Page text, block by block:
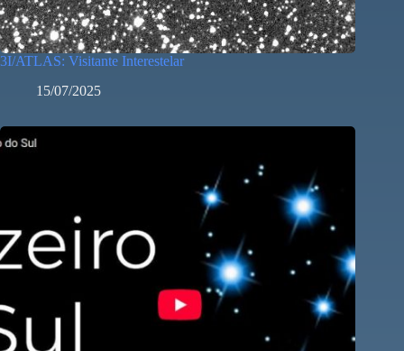
3I/ATLAS: Visitante Interestelar
15/07/2025